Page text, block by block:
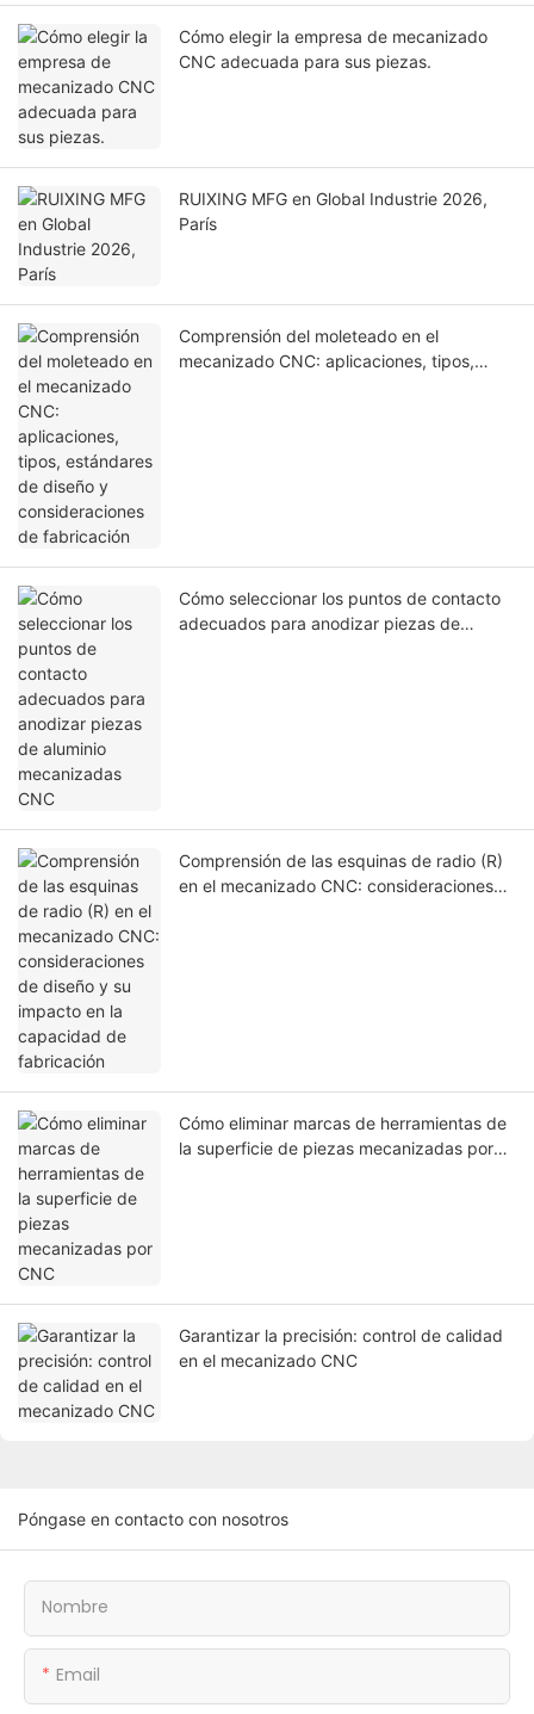
Cómo elegir la empresa de mecanizado
CNC adecuada para sus piezas.
RUIXING MFG en Global Industrie 2026,
París
Comprensión del moleteado en el
mecanizado CNC: aplicaciones, tipos,
Cómo seleccionar los puntos de contacto
adecuados para anodizar piezas de
Comprensión de las esquinas de radio (R)
en el mecanizado CNC: consideraciones
Cómo eliminar marcas de herramientas de
la superficie de piezas mecanizadas por
Garantizar la precisión: control de calidad
en el mecanizado CNC
Póngase en contacto con nosotros
Nombre
Email